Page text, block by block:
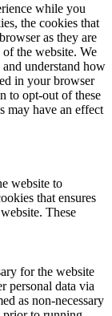
while you
the cookies that
as they are
the website. We
understand how
in your browser
to opt-out of these
may have an effect
website to
that ensures
These
for the website
personal data via
as non-necessary